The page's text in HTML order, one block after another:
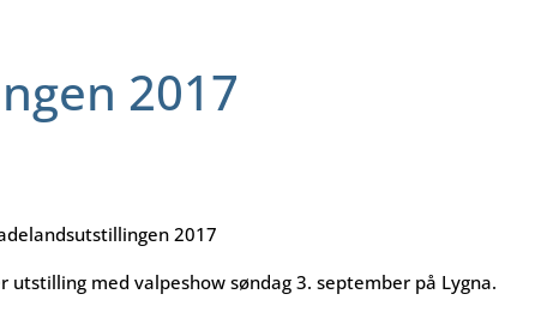
2017
2017
utstilling med valpeshow søndag 3. september på Lygna.